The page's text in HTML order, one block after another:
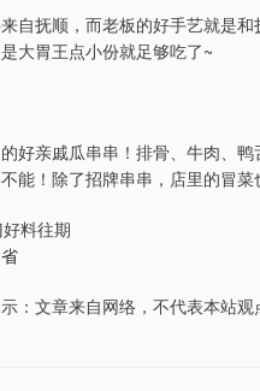
自抚顺，而老板的好手艺就是
大胃王点小份就足够吃了~
好亲戚瓜串串！排骨、牛肉、
能！除了招牌串串，店里的冒菜
料往期
：文章来自网络，不代表本站观